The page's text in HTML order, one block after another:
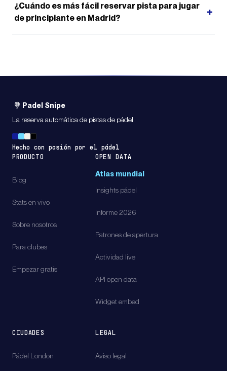
¿Cuándo es más fácil reservar pista para jugar
de principiante en Madrid?
+
Padel Snipe
La reserva automática de pistas de pádel.
Hecho con pasión por el pádel
PRODUCTO
Blog
Stats en vivo
Sobre nosotros
Para clubes
Empezar gratis
OPEN DATA
Atlas mundial
Insights pádel
Informe 2026
Patrones de apertura
Actividad live
API open data
Widget embed
CIUDADES
Pádel London
LEGAL
Aviso legal